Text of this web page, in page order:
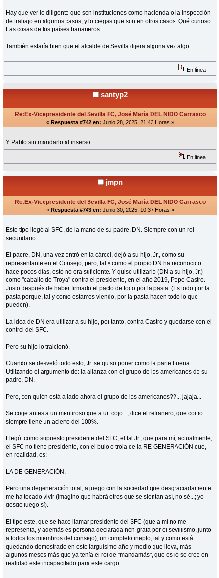
Hay que ver lo diligente que son instituciones como hacienda o la inspección
de trabajo en algunos casos, y lo ciegas que son en otros casos. Qué curioso.
Las cosas de los países bananeros.
También estaría bien que el alcalde de Sevilla dijera alguna vez algo.
En línea
santyp2
Re:Ex-Vicepresidente del Sevilla FC, José María DEL NIDO Carrasco
« Respuesta #742 en: Junio 28, 2025, 21:43 Horas »
Y Pablo sin mandarlo al inserso
En línea
jmpn
Re:Ex-Vicepresidente del Sevilla FC, José María DEL NIDO Carrasco
« Respuesta #743 en: Junio 30, 2025, 10:37 Horas »
Este tipo llegó al SFC, de la mano de su padre, DN. Siempre con un rol
secundario.
El padre, DN, una vez entró en la cárcel, dejó a su hijo, Jr., como su
representante en el Consejo; pero, tal y como el propio DN ha reconocido
hace pocos días, esto no era suficiente. Y quiso utilizarlo (DN a su hijo, Jr.)
como "caballo de Troya" contra el presidente, en el año 2019, Pepe Castro.
Justo después de haber firmado el pacto de todo por la pasta. (Es todo por la
pasta porque, tal y como estamos viendo, por la pasta hacen todo lo que
pueden).
La idea de DN era utilizar a su hijo, por tanto, contra Castro y quedarse con el
control del SFC.
Pero su hijo lo traicionó.
Cuando se desveló todo esto, Jr. se quiso poner como la parte buena.
Utilizando el argumento de: la alianza con el grupo de los americanos de su
padre, DN.
Pero, con quién está aliado ahora el grupo de los americanos??... jajaja...
Se coge antes a un mentiroso que a un cojo..., dice el refranero, que como
siempre tiene un acierto del 100%.
Llegó, como supuesto presidente del SFC, el tal Jr., que para mí, actualmente,
el SFC no tiene presidente, con el bulo o trola de la RE-GENERACIÓN que,
en realidad, es:
LA DE-GENERACIÓN.
Pero una degeneración total, a juego con la sociedad que desgraciadamente
me ha tocado vivir (imagino que habrá otros que se sientan así, no sé...; yo
desde luego sí).
El tipo este, que se hace llamar presidente del SFC (que a mí no me
representa, y además es persona declarada non-grata por el sevillismo, junto
a todos los miembros del consejo), un completo inepto, tal y como está
quedando demostrado en este larguísimo año y medio que lleva, más
algunos meses más que ya tenía el rol de "mandamás", que es lo se cree en
realidad este incapacitado para este cargo.